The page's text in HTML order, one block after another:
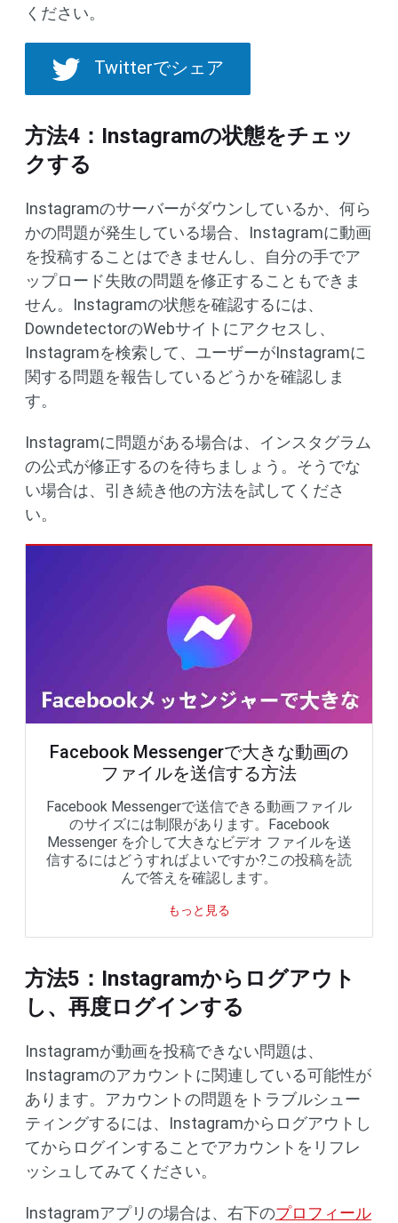
ください。
Twitterでシェア
方法4：Instagramの状態をチェッ
クする
Instagramのサーバーがダウンしているか、何ら
かの問題が発生している場合、Instagramに動画
を投稿することはできませんし、自分の手でア
ップロード失敗の問題を修正することもできま
せん。Instagramの状態を確認するには、
DowndetectorのWebサイトにアクセスし、
Instagramを検索して、ユーザーがInstagramに
関する問題を報告しているどうかを確認しま
す。
Instagramに問題がある場合は、インスタグラム
の公式が修正するのを待ちましょう。そうでな
い場合は、引き続き他の方法を試してくださ
い。
Facebook Messengerで大きな動画の
ファイルを送信する方法
Facebook Messengerで送信できる動画ファイル
のサイズには制限があります。Facebook
Messenger を介して大きなビデオ ファイルを送
信するにはどうすればよいですか?この投稿を読
んで答えを確認します。
もっと見る
方法5：Instagramからログアウト
し、再度ログインする
Instagramが動画を投稿できない問題は、
Instagramのアカウントに関連している可能性が
あります。アカウントの問題をトラブルシュー
ティングするには、Instagramからログアウトし
てからログインすることでアカウントをリフレ
ッシュしてみてください。
Instagramアプリの場合は、右下のプロフィール